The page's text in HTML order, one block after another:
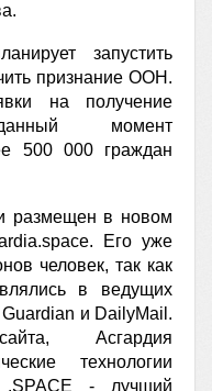
запустить
признание ООН.
на получение
момент
500 000 граждан
размещен в новом
Его уже
человек, так как
в ведущих
и DailyMail.
Асгардия
технологии
.SPACE - лучший